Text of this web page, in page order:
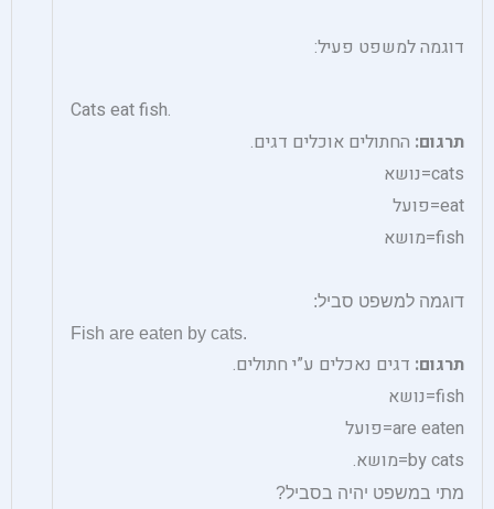
דוגמה למשפט פעיל:
Cats eat fish.
תרגום: החתולים אוכלים דגים.
cats=נושא
eat=פועל
fish=מושא
דוגמה למשפט סביל:
Fish are eaten by cats.
תרגום: דגים נאכלים ע”י חתולים.
fish=נושא
are eaten=פועל
by cats=מושא.
מתי במשפט יהיה בסביל?